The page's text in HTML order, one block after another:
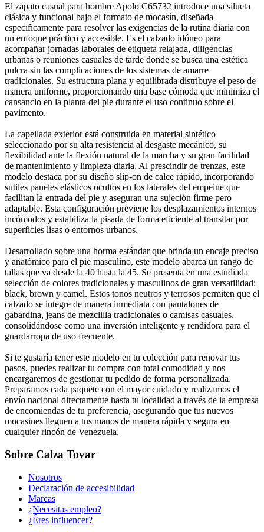
El zapato casual para hombre Apolo C65732 introduce una silueta
clásica y funcional bajo el formato de mocasín, diseñada
específicamente para resolver las exigencias de la rutina diaria con
un enfoque práctico y accesible. Es el calzado idóneo para
acompañar jornadas laborales de etiqueta relajada, diligencias
urbanas o reuniones casuales de tarde donde se busca una estética
pulcra sin las complicaciones de los sistemas de amarre
tradicionales. Su estructura plana y equilibrada distribuye el peso de
manera uniforme, proporcionando una base cómoda que minimiza el
cansancio en la planta del pie durante el uso continuo sobre el
pavimento.
La capellada exterior está construida en material sintético
seleccionado por su alta resistencia al desgaste mecánico, su
flexibilidad ante la flexión natural de la marcha y su gran facilidad
de mantenimiento y limpieza diaria. Al prescindir de trenzas, este
modelo destaca por su diseño slip-on de calce rápido, incorporando
sutiles paneles elásticos ocultos en los laterales del empeine que
facilitan la entrada del pie y aseguran una sujeción firme pero
adaptable. Esta configuración previene los desplazamientos internos
incómodos y estabiliza la pisada de forma eficiente al transitar por
superficies lisas o entornos urbanos.
Desarrollado sobre una horma estándar que brinda un encaje preciso
y anatómico para el pie masculino, este modelo abarca un rango de
tallas que va desde la 40 hasta la 45. Se presenta en una estudiada
selección de colores tradicionales y masculinos de gran versatilidad:
black, brown y camel. Estos tonos neutros y terrosos permiten que el
calzado se integre de manera inmediata con pantalones de
gabardina, jeans de mezclilla tradicionales o camisas casuales,
consolidándose como una inversión inteligente y rendidora para el
guardarropa de uso frecuente.
Si te gustaría tener este modelo en tu colección para renovar tus
pasos, puedes realizar tu compra con total comodidad y nos
encargaremos de gestionar tu pedido de forma personalizada.
Preparamos cada paquete con el mayor cuidado y realizamos el
envío nacional directamente hasta tu localidad a través de la empresa
de encomiendas de tu preferencia, asegurando que tus nuevos
mocasines lleguen a tus manos de manera rápida y segura en
cualquier rincón de Venezuela.
Sobre Calza Tovar
Nosotros
Declaración de accesibilidad
Marcas
¿Necesitas empleo?
¿Éres influencer?